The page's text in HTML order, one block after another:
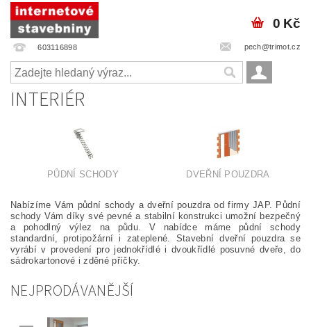
603116898 pech@trimot.cz
0 Kč
INTERIÉR
PŮDNÍ SCHODY DVEŘNÍ POUZDRA
Nabízíme Vám půdní schody a dveřní pouzdra od firmy JAP. Půdní
schody Vám díky své pevné a stabilní konstrukci umožní bezpečný
a pohodlný výlez na půdu. V nabídce máme půdní schody
standardní, protipožární i zateplené. Stavební dveřní pouzdra se
vyrábí v provedení pro jednokřídlé i dvoukřídlé posuvné dveře, do
sádrokartonové i zděné příčky.
NEJPRODÁVANĚJŠÍ